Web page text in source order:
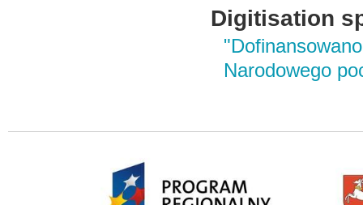
Digitisation
Narodowego